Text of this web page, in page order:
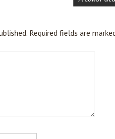
Required fields are